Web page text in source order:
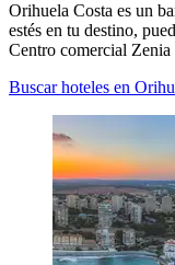
Orihuela Costa es un
estés en tu destino,
Centro comercial
Buscar hoteles en